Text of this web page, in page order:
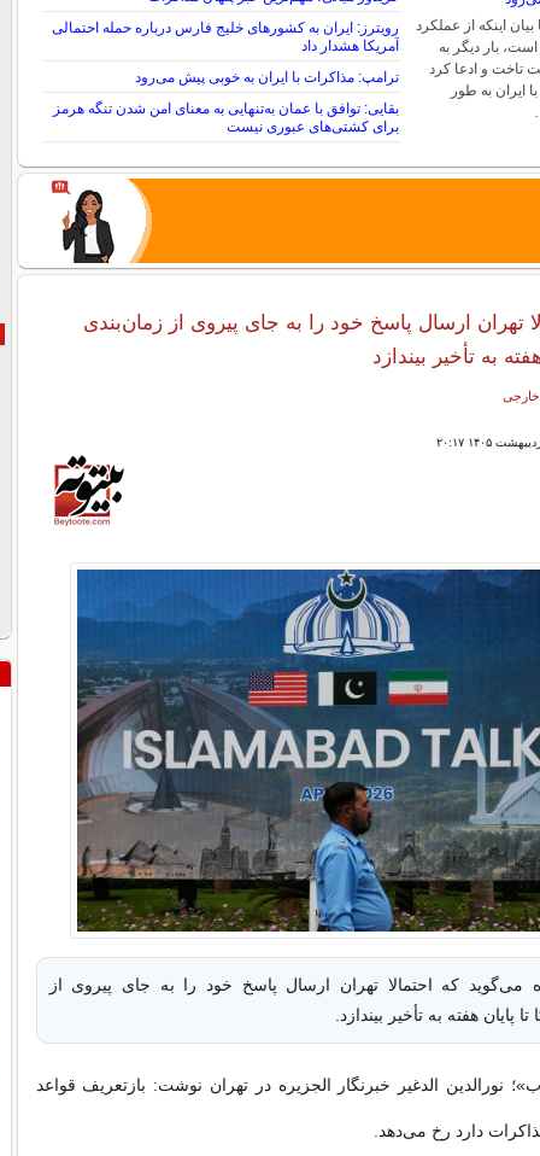
اینکه از عملکرد
بار دیگر به
تاخت و ادعا کرد
ایران به طور
رویترز: ایران به کشورهای خلیج فارس درباره حمله احتمالی
آمریکا هشدار داد
ترامپ: مذاکرات با ایران به خوبی پیش می‌رود
بقایی: توافق با عمان به‌تنهایی به معنای امن شدن تنگه هرمز
برای کشتی‌های عبوری نیست
تهران ارسال پاسخ خود را به جای پیروی از زمان‌بندی
به تأخیر بیندازد
می‌گوید که احتمالا تهران ارسال پاسخ خود را به جای پیروی از
پایان هفته به تأخیر بیندازد.
نورالدین الدغیر خبرنگار الجزیره در تهران نوشت: بازتعریف قواعد
دارد رخ می‌دهد.